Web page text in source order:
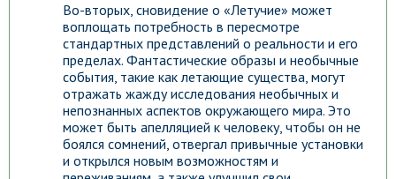
Во-вторых, сновидение о «Летучие» может
воплощать потребность в пересмотре
стандартных представлений о реальности и его
пределах. Фантастические образы и необычные
события, такие как летающие существа, могут
отражать жажду исследования необычных и
непознанных аспектов окружающего мира. Это
может быть апелляцией к человеку, чтобы он не
боялся сомнений, отвергал привычные установки
и открылся новым возможностям и